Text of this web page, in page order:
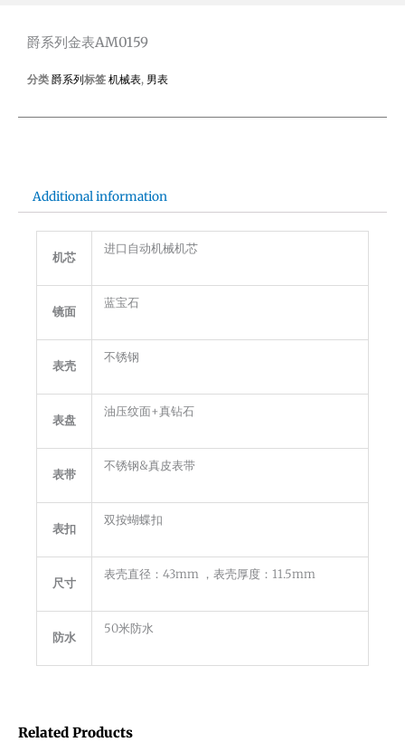
AM0159
爵系列金表AM0159
分类 爵系列标签 机械表, 男表
Additional information
机芯
进口自动机械机芯
镜面
蓝宝石
表壳
不锈钢
表盘
油压纹面+真钻石
表带
不锈钢&真皮表带
表扣
双按蝴蝶扣
尺寸
表壳直径：43mm ，表壳厚度：11.5mm
防水
50米防水
Related Products